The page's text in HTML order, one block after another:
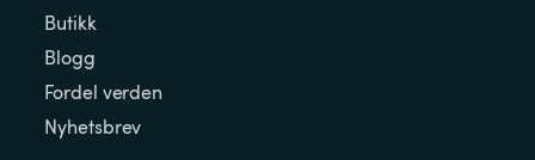
Butikk
Blogg
Fordel verden
Nyhetsbrev